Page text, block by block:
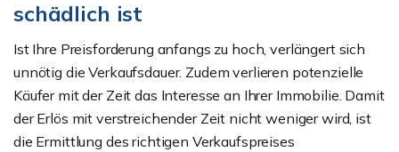
schädlich ist
Ist Ihre Preisforderung anfangs zu hoch, verlängert sich
unnötig die Verkaufsdauer. Zudem verlieren potenzielle
Käufer mit der Zeit das Interesse an Ihrer Immobilie. Damit
der Erlös mit verstreichender Zeit nicht weniger wird, ist
die Ermittlung des richtigen Verkaufspreises